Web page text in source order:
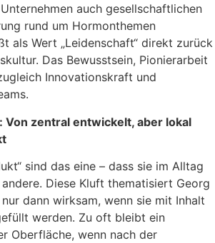
auch gesellschaftlichen
rund um Hormonthemen
als Wert „Leidenschaft“ direkt zurück
Das Bewusstsein, Pionierarbeit
Innovationskraft und
Von zentral entwickelt, aber lokal
sind das eine – dass sie im Alltag
Diese Kluft thematisiert Georg
dann wirksam, wenn sie mit Inhalt
werden. Zu oft bleibt ein
Oberfläche, wenn nach der